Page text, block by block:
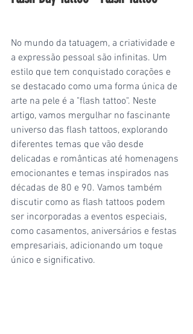
No mundo da tatuagem, a criatividade e
a expressão pessoal são infinitas. Um
estilo que tem conquistado corações e
se destacado como uma forma única de
arte na pele é a "flash tattoo". Neste
artigo, vamos mergulhar no fascinante
universo das flash tattoos, explorando
diferentes temas que vão desde
delicadas e românticas até homenagens
emocionantes e temas inspirados nas
décadas de 80 e 90. Vamos também
discutir como as flash tattoos podem
ser incorporadas a eventos especiais,
como casamentos, aniversários e festas
empresariais, adicionando um toque
único e significativo.